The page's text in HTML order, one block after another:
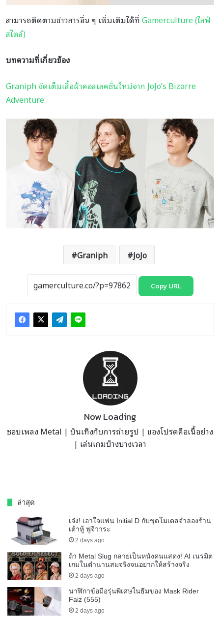
สามารถติดตามข่าวสารอื่น ๆ เพิ่มเติมได้ที่Gamerculture (ไลฟ์
สไตล์)
บทความที่เกี่ยวข้อง
Graniph จัดเต็มเสื้อผ้าคอลเลคชั่นใหม่จาก JoJo’s Bizarre
Adventure
Graniph JoJo
Copy URL
Now Loading
ชอบเพลง Metal | บันเทิงกับการถ่ายรูป | ของโปรดคือเนื้อย่าง
| เล่นเกมบ้างบางเวลา
ล่าสุด
เจ๋ง! เอาใจแฟน Initial D กับชุดโมเดลจำลองร้าน
เต้าหู้ ฟูจิวาระ
2 days ago
ถ้า Metal Slug กลายเป็นหนังคนแสดง! AI เนรมิต
เกมในตำนานสมจริงจนอยากให้สร้างจริง
2 days ago
นาฬิกาข้อมือรุ่นพิเศษในธีมของ Mask Rider
Faiz (555)
2 days ago